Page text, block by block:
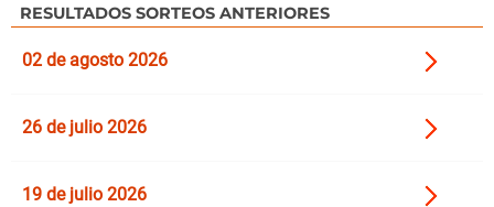
RESULTADOS SORTEOS ANTERIORES
02 de agosto 2026
26 de julio 2026
19 de julio 2026